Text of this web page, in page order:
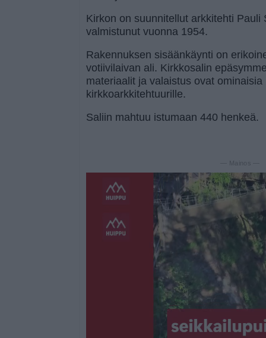
Kirkon on suunnitellut arkkitehti Pauli
valmistunut vuonna 1954.
Rakennuksen sisäänkäynti on
votiivilaivan ali. Kirkkosalin
materiaalit ja valaistus ovat ominaisia
kirkkoarkkitehtuurille.
Saliin mahtuu istumaan 440 henkeä.
— Mainos —